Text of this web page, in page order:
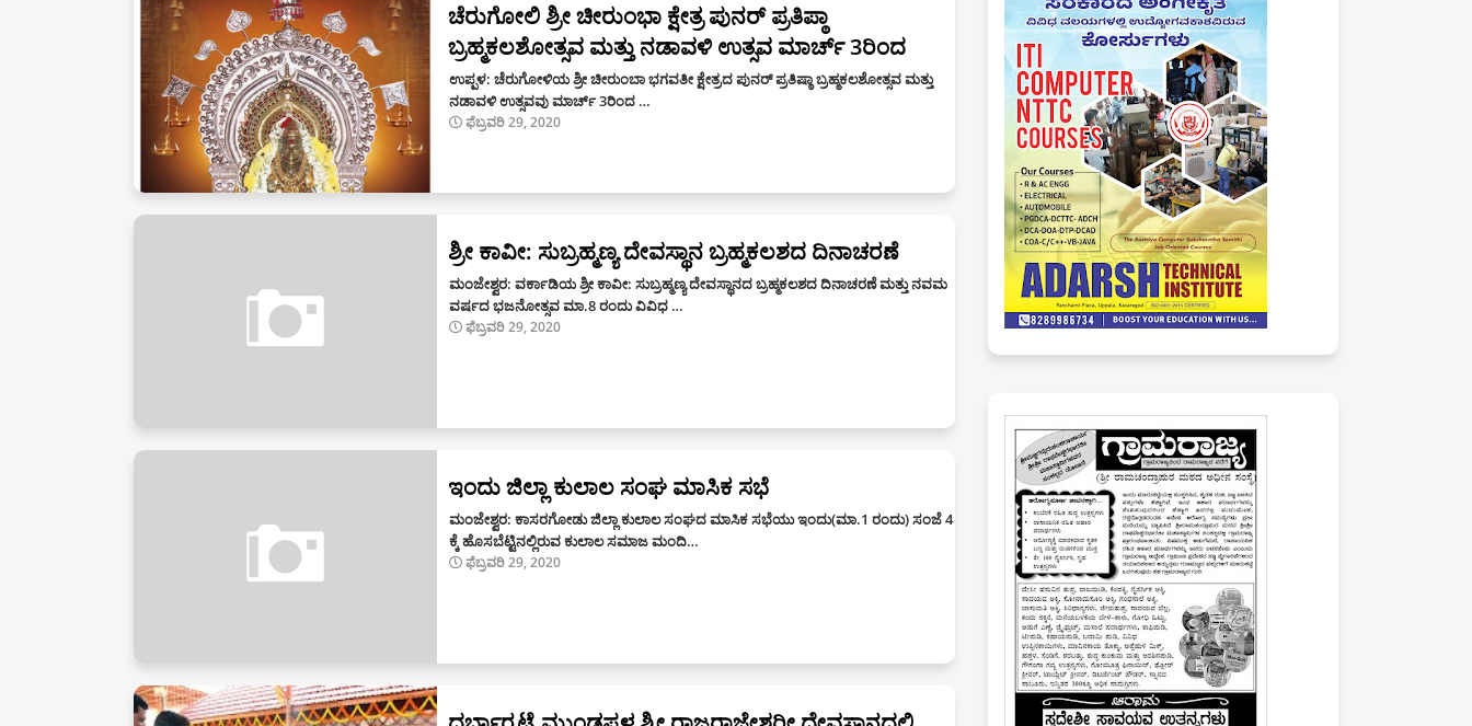
ಚೆರುಗೋಲಿ ಶ್ರೀ ಚೀರುಂಭಾ ಕ್ಷೇತ್ರ ಪುನರ್ ಪ್ರತಿಪ್ಠಾ
ಬ್ರಹ್ಮಕಲಶೋತ್ಸವ ಮತ್ತು ನಡಾವಳಿ ಉತ್ಸವ ಮಾರ್ಚ್ 3ರಿಂದ
ಉಪ್ಪಳ: ಚೆರುಗೋಳಿಯ ಶ್ರೀ ಚೀರುಂಬಾ ಭಗವತೀ ಕ್ಷೇತ್ರದ ಪುನರ್ ಪ್ರತಿಷ್ಠಾ ಬ್ರಹ್ಮಕಲಶೋತ್ಸವ ಮತ್ತು
ನಡಾವಳಿ ಉತ್ಸವವು ಮಾರ್ಚ್ 3ರಿಂದ …
ಫೆಬ್ರವರಿ 29, 2020
ಶ್ರೀ ಕಾವೀ: ಸುಬ್ರಹ್ಮಣ್ಯ ದೇವಸ್ಥಾನ ಬ್ರಹ್ಮಕಲಶದ ದಿನಾಚರಣೆ
ಮಂಜೇಶ್ವರ: ವರ್ಕಾಡಿಯ ಶ್ರೀ ಕಾವೀ: ಸುಬ್ರಹ್ಮಣ್ಯ ದೇವಸ್ಥಾನದ ಬ್ರಹ್ಮಕಲಶದ ದಿನಾಚರಣೆ ಮತ್ತು ನವಮ
ವರ್ಷದ ಭಜನೋತ್ಸವ ಮಾ.8 ರಂದು ವಿವಿಧ …
ಫೆಬ್ರವರಿ 29, 2020
ಇಂದು ಜಿಲ್ಲಾ ಕುಲಾಲ ಸಂಘ ಮಾಸಿಕ ಸಭೆ
ಮಂಜೇಶ್ವರ: ಕಾಸರಗೋಡು ಜಿಲ್ಲಾ ಕುಲಾಲ ಸಂಘದ ಮಾಸಿಕ ಸಭೆಯು ಇಂದು(ಮಾ.1 ರಂದು) ಸಂಜೆ 4
ಕ್ಕೆ ಹೊಸಬೆಟ್ಟಿನಲ್ಲಿರುವ ಕುಲಾಲ ಸಮಾಜ ಮಂದಿ…
ಫೆಬ್ರವರಿ 29, 2020